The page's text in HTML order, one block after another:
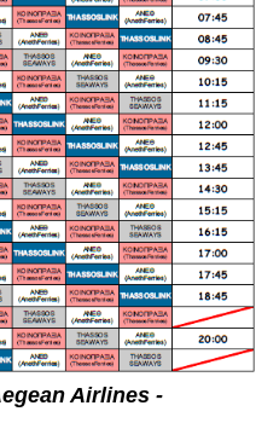
Airlines -